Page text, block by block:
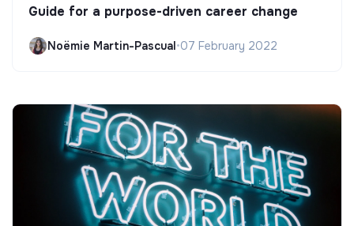
Guide for a purpose-driven career change
Noëmie Martin-Pascual•07 February 2022